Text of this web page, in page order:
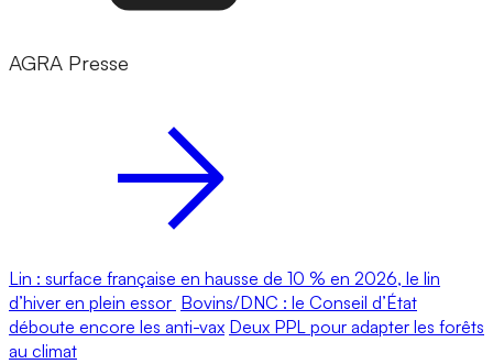
AGRA Presse
Lin : surface française en hausse de 10 % en 2026, le lin
d’hiver en plein essor Bovins/DNC : le Conseil d’État
déboute encore les anti-vax Deux PPL pour adapter les forêts
au climat